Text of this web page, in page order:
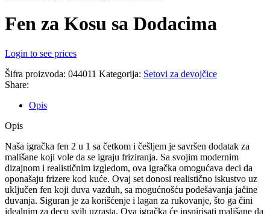
Fen za Kosu sa Dodacima
Login to see prices
Šifra proizvoda: 044011 Kategorija: Setovi za devojčice
Share:
Opis
Opis
Naša igračka fen 2 u 1 sa četkom i češljem je savršen dodatak za
mališane koji vole da se igraju friziranja. Sa svojim modernim
dizajnom i realističnim izgledom, ova igračka omogućava deci da
oponašaju frizere kod kuće. Ovaj set donosi realistično iskustvo uz
uključen fen koji duva vazduh, sa mogućnošću podešavanja jačine
duvanja. Siguran je za korišćenje i lagan za rukovanje, što ga čini
idealnim za decu svih uzrasta. Ova igračka će inspirisati mališane da